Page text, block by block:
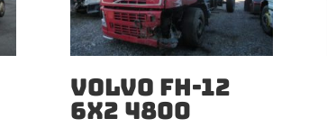
VOLVO FH-12
6X2 4800